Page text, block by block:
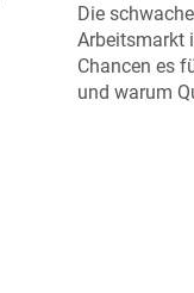
Die
Arbeitsmarkt
Chancen es
und warum